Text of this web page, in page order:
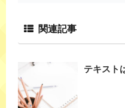
関連記事
テキスト